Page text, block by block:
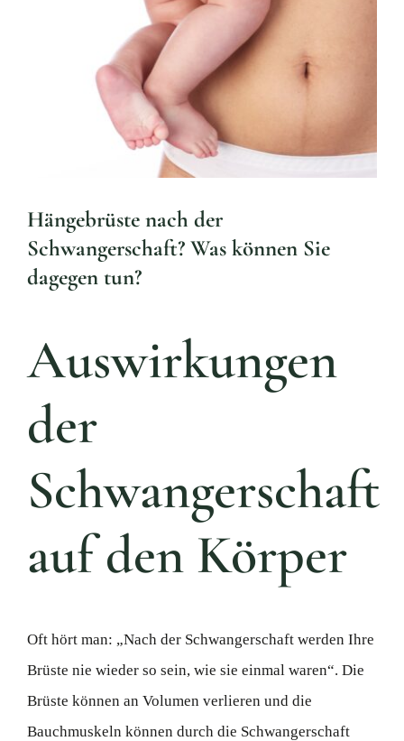
Hängebrüste nach der
Schwangerschaft? Was können Sie
dagegen tun?
Auswirkungen
der
Schwangerschaft
auf den Körper
Oft hört man: „Nach der Schwangerschaft werden Ihre
Brüste nie wieder so sein, wie sie einmal waren“. Die
Brüste können an Volumen verlieren und die
Bauchmuskeln können durch die Schwangerschaft